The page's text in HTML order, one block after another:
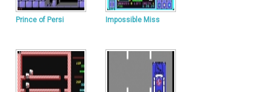
Prince of Persi Impossible Miss